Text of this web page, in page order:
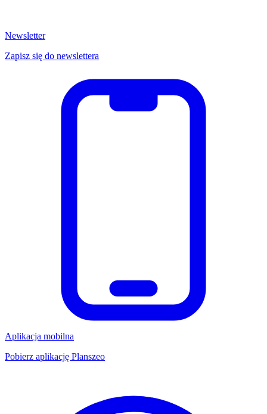
Newsletter
Zapisz się do newslettera
Aplikacja mobilna
Pobierz aplikację Planszeo